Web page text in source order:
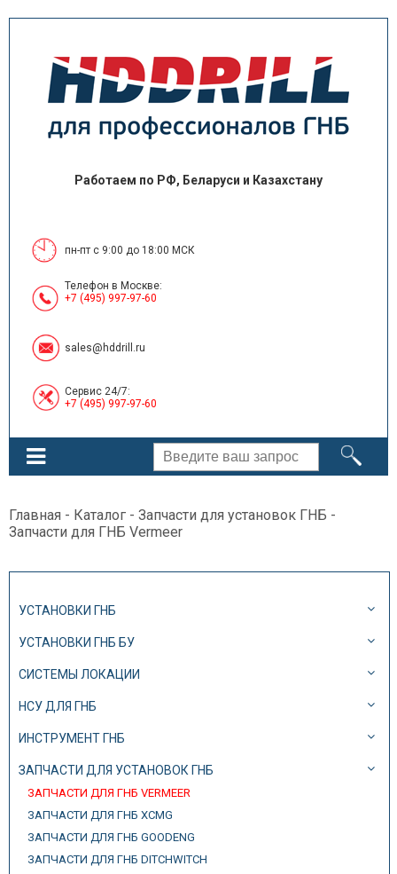
Работаем по РФ, Беларуси и Казахстану
пн-пт с 9:00 до 18:00 МСК
Телефон в Москве:
+7 (495) 997-97-60
sales@hddrill.ru
Сервис 24/7:
+7 (495) 997-97-60
Главная - Каталог - Запчасти для установок ГНБ -
Запчасти для ГНБ Vermeer
УСТАНОВКИ ГНБ
УСТАНОВКИ ГНБ БУ
СИСТЕМЫ ЛОКАЦИИ
НСУ ДЛЯ ГНБ
ИНСТРУМЕНТ ГНБ
ЗАПЧАСТИ ДЛЯ УСТАНОВОК ГНБ
ЗАПЧАСТИ ДЛЯ ГНБ VERMEER
ЗАПЧАСТИ ДЛЯ ГНБ XCMG
ЗАПЧАСТИ ДЛЯ ГНБ GOODENG
ЗАПЧАСТИ ДЛЯ ГНБ DITCHWITCH